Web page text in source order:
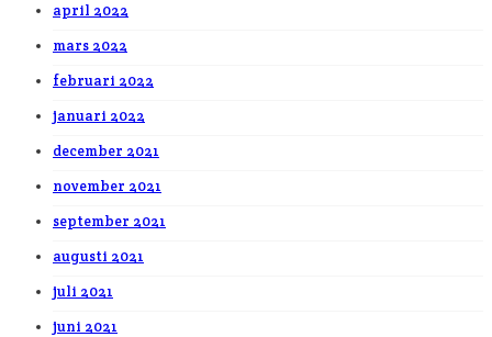
april 2022
mars 2022
februari 2022
januari 2022
december 2021
november 2021
september 2021
augusti 2021
juli 2021
juni 2021